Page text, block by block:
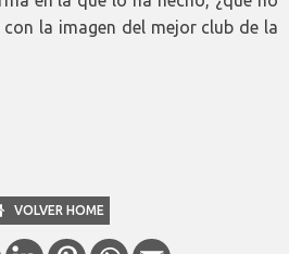
con la imagen del mejor club de la
VOLVER HOME